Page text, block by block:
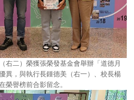
右二）榮獲張榮發基金會舉辦「道德月
異，與執行長鍾德美（右一）、校長楊
榮譽榜前合影留念。